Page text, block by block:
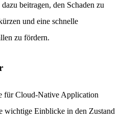
beitragen, den Schaden zu
und eine schnelle
zu fördern.
für Cloud-Native Application
wichtige Einblicke in den Zustand